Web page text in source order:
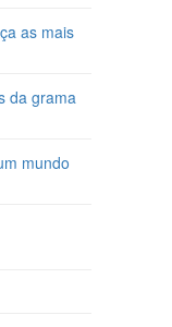
as mais
da grama
mundo